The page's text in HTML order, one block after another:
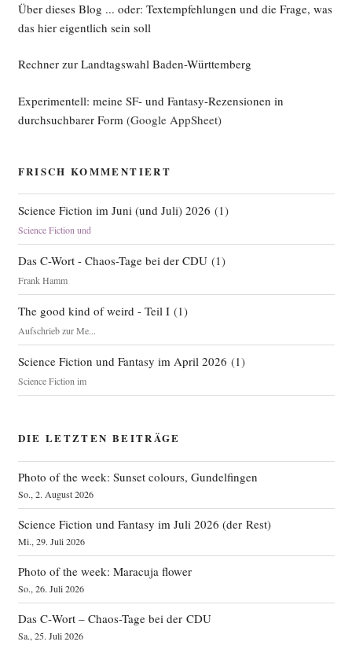
Über dieses Blog ... oder: Textempfehlungen und die Frage, was
das hier eigentlich sein soll
Rechner zur Landtagswahl Baden-Württemberg
Experimentell: meine SF- und Fantasy-Rezensionen in
durchsuchbarer Form (Google AppSheet)
FRISCH KOMMENTIERT
Science Fiction im Juni (und Juli) 2026 (1)
Science Fiction und
Das C-Wort - Chaos-Tage bei der CDU(1)
Frank Hamm
The good kind of weird - Teil I(1)
Aufschrieb zur Me...
Science Fiction und Fantasy im April 2026 (1)
Science Fiction im
DIE LETZTEN BEITRÄGE
Photo of the week: Sunset colours, Gundelfingen
So., 2. August 2026
Science Fiction und Fantasy im Juli 2026 (der Rest)
Mi., 29. Juli 2026
Photo of the week: Maracuja flower
So., 26. Juli 2026
Das C‑Wort – Chaos-Tage bei der CDU
Sa., 25. Juli 2026